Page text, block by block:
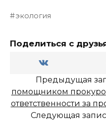
экология
Поделиться с
Предыдущая
помощником
ответственности за
Следующая